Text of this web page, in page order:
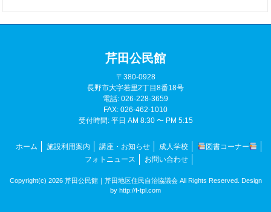
芹田公民館
〒380-0928
長野市大字若里2丁目8番18号
電話: 026-228-3659
FAX: 026-462-1010
受付時間: 平日 AM 8:30 〜 PM 5:15
ホーム 施設利用案内 講座・お知らせ 成人学校
図書コーナー
フォトニュース
お問い合わせ
Copyright(c) 2026 芹田公民館｜芹田地区住民自治協議会 All Rights Reserved. Design
by http://f-tpl.com